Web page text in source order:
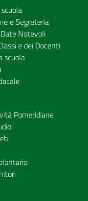
e Segreteria
Notevoli
e dei Docenti
scuola
Pomeridiane